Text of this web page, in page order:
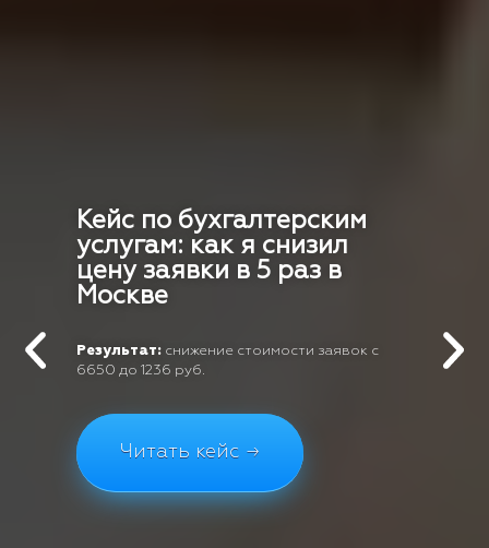
Кейс по бухгалтерским
услугам: как я снизил
цену заявки в 5 раз в
Москве
Результат: снижение стоимости заявок с
6650 до 1236 руб.
Читать кейс →